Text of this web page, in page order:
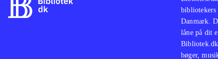
Danmark.
låne på dit
bøger,